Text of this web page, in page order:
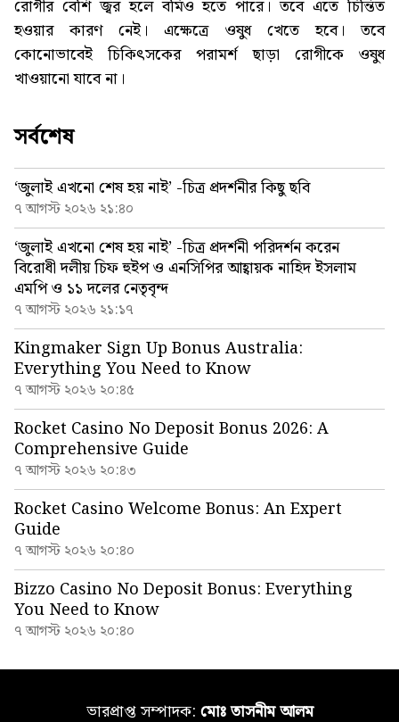
রোগীর বেশি জ্বর হলে বমিও হতে পারে। তবে এতে চিন্তিত
হওয়ার কারণ নেই। এক্ষেত্রে ওষুধ খেতে হবে। তবে
কোনোভাবেই চিকিৎসকের পরামর্শ ছাড়া রোগীকে ওষুধ
খাওয়ানো যাবে না।
সর্বশেষ
‘জুলাই এখনো শেষ হয় নাই’ -চিত্র প্রদর্শনীর কিছু ছবি
৭ আগস্ট ২০২৬ ২১:৪০
‘জুলাই এখনো শেষ হয় নাই’ -চিত্র প্রদর্শনী পরিদর্শন করেন
বিরোধী দলীয় চিফ হুইপ ও এনসিপির আহ্বায়ক নাহিদ ইসলাম
এমপি ও ১১ দলের নেতৃবৃন্দ
৭ আগস্ট ২০২৬ ২১:১৭
Kingmaker Sign Up Bonus Australia:
Everything You Need to Know
৭ আগস্ট ২০২৬ ২০:৪৫
Rocket Casino No Deposit Bonus 2026: A
Comprehensive Guide
৭ আগস্ট ২০২৬ ২০:৪৩
Rocket Casino Welcome Bonus: An Expert
Guide
৭ আগস্ট ২০২৬ ২০:৪০
Bizzo Casino No Deposit Bonus: Everything
You Need to Know
৭ আগস্ট ২০২৬ ২০:৪০
ভারপ্রাপ্ত সম্পাদক: মোঃ তাসনীম আলম